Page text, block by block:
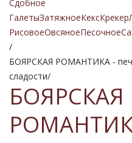
Сдобное
ГалетыЗатяжноеКексКрекер
РисовоеОвсяноеПесочное
/
БОЯРСКАЯ РОМАНТИКА - печ.
сладости/
БОЯРСКАЯ